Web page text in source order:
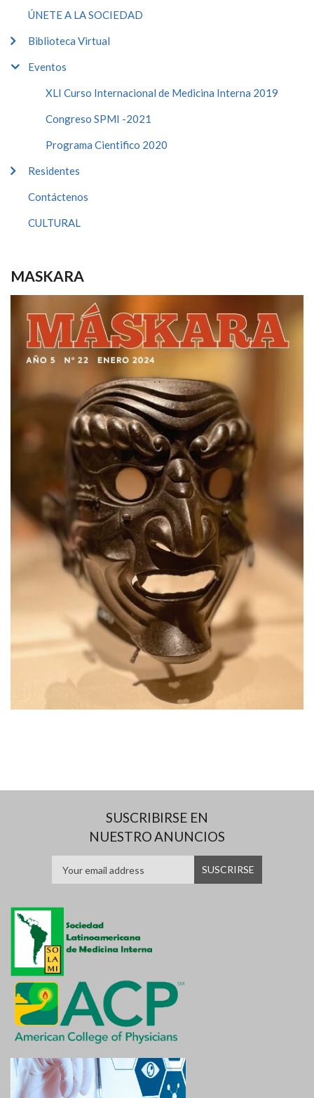
ÚNETE A LA SOCIEDAD
Biblioteca Virtual
Eventos
XLI Curso Internacional de Medicina Interna 2019
Congreso SPMI -2021
Programa Cientifico 2020
Residentes
Contáctenos
CULTURAL
MASKARA
SUSCRIBIRSE EN
NUESTRO ANUNCIOS